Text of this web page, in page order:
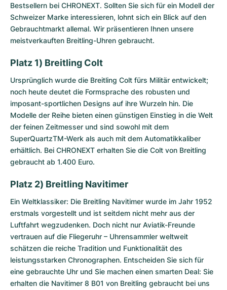
Bestsellern bei CHRONEXT. Sollten Sie sich für ein Modell der
Schweizer Marke interessieren, lohnt sich ein Blick auf den
Gebrauchtmarkt allemal. Wir präsentieren Ihnen unsere
meistverkauften Breitling-Uhren gebraucht.
Platz 1) Breitling Colt
Ursprünglich wurde die Breitling Colt fürs Militär entwickelt;
noch heute deutet die Formsprache des robusten und
imposant-sportlichen Designs auf ihre Wurzeln hin. Die
Modelle der Reihe bieten einen günstigen Einstieg in die Welt
der feinen Zeitmesser und sind sowohl mit dem
SuperQuartzTM-Werk als auch mit dem Automatikkaliber
erhältlich. Bei CHRONEXT erhalten Sie die Colt von Breitling
gebraucht ab 1.400 Euro.
Platz 2) Breitling Navitimer
Ein Weltklassiker: Die Breitling Navitimer wurde im Jahr 1952
erstmals vorgestellt und ist seitdem nicht mehr aus der
Luftfahrt wegzudenken. Doch nicht nur Aviatik-Freunde
vertrauen auf die Fliegeruhr – Uhrensammler weltweit
schätzen die reiche Tradition und Funktionalität des
leistungsstarken Chronographen. Entscheiden Sie sich für
eine gebrauchte Uhr und Sie machen einen smarten Deal: Sie
erhalten die Navitimer 8 B01 von Breitling gebraucht bei uns